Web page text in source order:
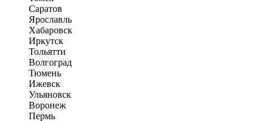
Саратов
Ярославль
Хабаровск
Иркутск
Тольятти
Волгоград
Тюмень
Ижевск
Ульяновск
Воронеж
Пермь